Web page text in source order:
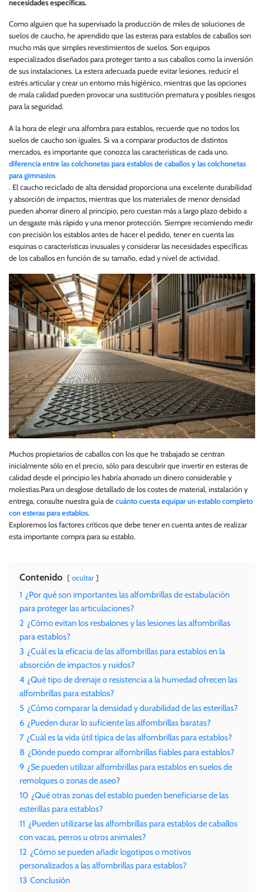
necesidades específicas.
Como alguien que ha supervisado la producción de miles de soluciones de
suelos de caucho, he aprendido que las esteras para establos de caballos son
mucho más que simples revestimientos de suelos. Son equipos
especializados diseñados para proteger tanto a sus caballos como la inversión
de sus instalaciones. La estera adecuada puede evitar lesiones, reducir el
estrés articular y crear un entorno más higiénico, mientras que las opciones
de mala calidad pueden provocar una sustitución prematura y posibles riesgos
para la seguridad.
A la hora de elegir una alfombra para establos, recuerde que no todos los
suelos de caucho son iguales. Si va a comparar productos de distintos
mercados, es importante que conozca las características de cada uno.
diferencia entre las colchonetas para establos de caballos y las colchonetas
para gimnasios
. El caucho reciclado de alta densidad proporciona una excelente durabilidad
y absorción de impactos, mientras que los materiales de menor densidad
pueden ahorrar dinero al principio, pero cuestan más a largo plazo debido a
un desgaste más rápido y una menor protección. Siempre recomiendo medir
con precisión los establos antes de hacer el pedido, tener en cuenta las
esquinas o características inusuales y considerar las necesidades específicas
de los caballos en función de su tamaño, edad y nivel de actividad.
Muchos propietarios de caballos con los que he trabajado se centran
inicialmente sólo en el precio, sólo para descubrir que invertir en esteras de
calidad desde el principio les habría ahorrado un dinero considerable y
molestias.Para un desglose detallado de los costes de material, instalación y
entrega, consulte nuestra guía de cuánto cuesta equipar un establo completo
con esteras para establos.
Exploremos los factores críticos que debe tener en cuenta antes de realizar
esta importante compra para su establo.
Contenido ocultar
1 ¿Por qué son importantes las alfombrillas de estabulación
para proteger las articulaciones?
2 ¿Cómo evitan los resbalones y las lesiones las alfombrillas
para establos?
3 ¿Cuál es la eficacia de las alfombrillas para establos en la
absorción de impactos y ruidos?
4 ¿Qué tipo de drenaje o resistencia a la humedad ofrecen las
alfombrillas para establos?
5 ¿Cómo comparar la densidad y durabilidad de las esterillas?
6 ¿Pueden durar lo suficiente las alfombrillas baratas?
7 ¿Cuál es la vida útil típica de las alfombrillas para establos?
8 ¿Dónde puedo comprar alfombrillas fiables para establos?
9 ¿Se pueden utilizar alfombrillas para establos en suelos de
remolques o zonas de aseo?
10 ¿Qué otras zonas del establo pueden beneficiarse de las
esterillas para establos?
11 ¿Pueden utilizarse las alfombrillas para establos de caballos
con vacas, perros u otros animales?
12 ¿Cómo se pueden añadir logotipos o motivos
personalizados a las alfombrillas para establos?
13 Conclusión